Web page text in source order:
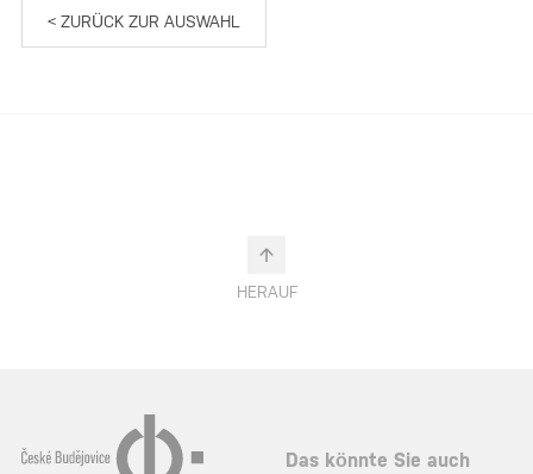
< ZURÜCK ZUR AUSWAHL
HERAUF
Das könnte Sie auch